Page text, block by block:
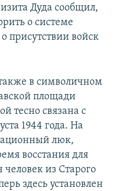
Дуда сообщил,
о системе
присутствии войск
в символичном
площади
тесно связана с
1944 года. На
люк,
восстания для
из Старого
здесь установлен